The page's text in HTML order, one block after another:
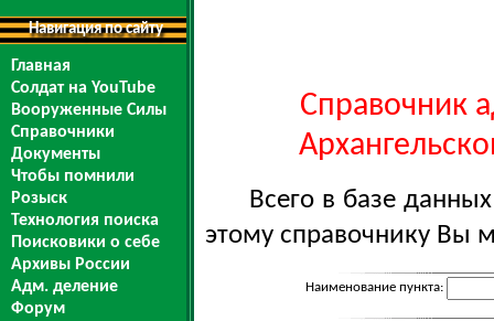
Навигация по сайту
Главная
Солдат на YouTube
Вооруженные Силы
Справочники
Документы
Чтобы помнили
Розыск
Технология поиска
Поисковики о себе
Архивы России
Адм. деление
Форум
Справочник
Всего в базе
этому справочнику Вы
Наименование пункта: